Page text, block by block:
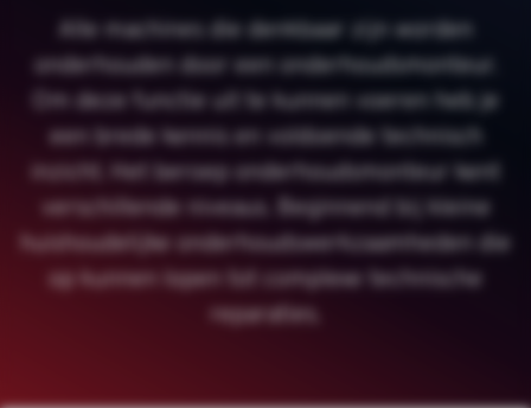
Alle machines die denkbaar zijn worden
onderhouden door een onderhoudsmonteur.
Om deze functie uit te kunnen voeren heb je
een brede kennis en voldoende technisch
inzicht. Het beroep onderhoudsmonteur kent
verschillende niveaus. Beginnend bij kleine
huishoudelijke onderhoudswerkzaamheden die
op kunnen lopen tot complexe technische
reparaties.